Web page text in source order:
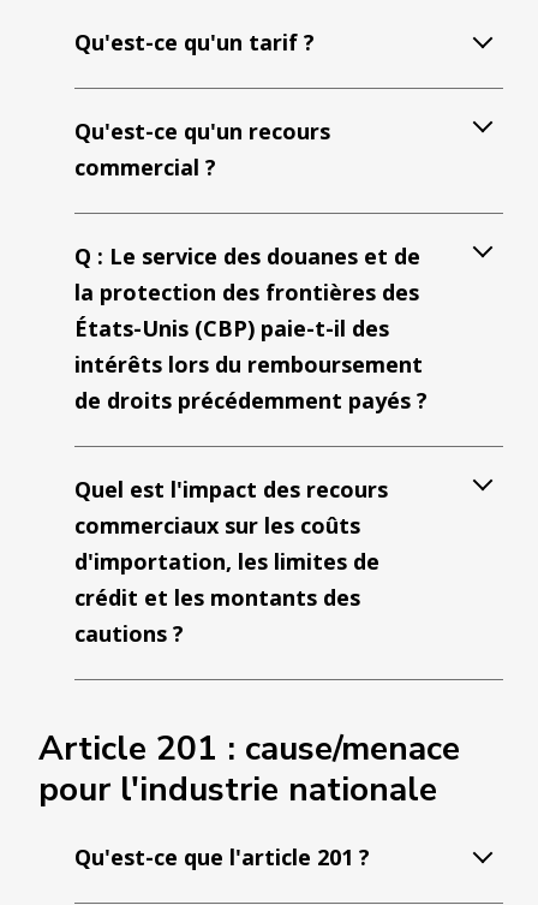
Qu'est-ce qu'un tarif ?
Qu'est-ce qu'un recours
commercial ?
Q : Le service des douanes et de
la protection des frontières des
États-Unis (CBP) paie-t-il des
intérêts lors du remboursement
de droits précédemment payés ?
Quel est l'impact des recours
commerciaux sur les coûts
d'importation, les limites de
crédit et les montants des
cautions ?
Article 201 : cause/menace
pour l'industrie nationale
Qu'est-ce que l'article 201 ?